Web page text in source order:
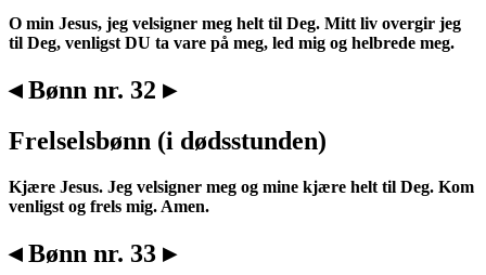
O min Jesus, jeg velsigner meg helt til Deg. Mitt liv overgir jeg
til Deg, venligst DU ta vare på meg, led mig og helbrede meg.
◂ Bønn nr. 32 ▸
Frelselsbønn (i dødsstunden)
Kjære Jesus. Jeg velsigner meg og mine kjære helt til Deg. Kom
venligst og frels mig. Amen.
◂ Bønn nr. 33 ▸